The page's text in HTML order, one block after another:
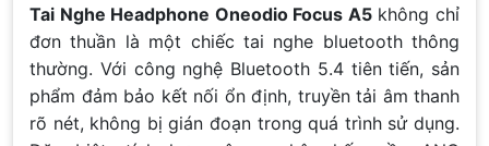
Tai Nghe Headphone Oneodio Focus A5không chỉ
đơn thuần là một chiếc tai nghe bluetooth thông
thường. Với công nghệ Bluetooth 5.4 tiên tiến, sản
phẩm đảm bảo kết nối ổn định, truyền tải âm thanh
rõ nét, không bị gián đoạn trong quá trình sử dụng.